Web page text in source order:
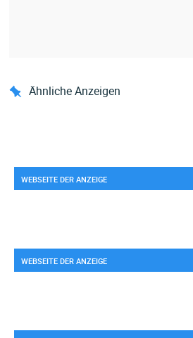
Ähnliche Anzeigen
WEBSEITE DER ANZEIGE
WEBSEITE DER ANZEIGE